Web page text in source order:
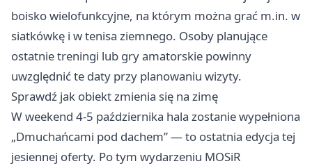
boisko wielofunkcyjne, na którym można grać m.in. w
siatkówkę i w tenisa ziemnego. Osoby planujące
ostatnie treningi lub gry amatorskie powinny
uwzględnić te daty przy planowaniu wizyty.
Sprawdź jak obiekt zmienia się na zimę
W weekend 4-5 października hala zostanie wypełniona
„Dmuchańcami pod dachem” — to ostatnia edycja tej
jesiennej oferty. Po tym wydarzeniu MOSiR